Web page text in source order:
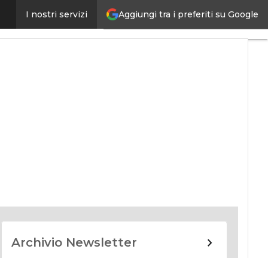
Aggiungi tra i preferiti su Google
I nostri servizi
Archivio Newsletter